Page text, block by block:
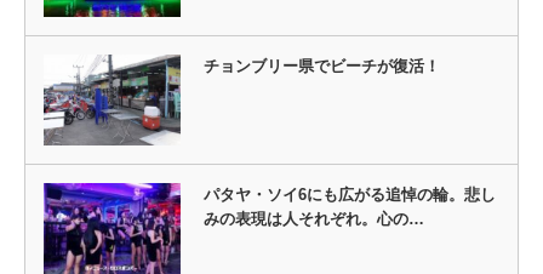
チョンブリー県でビーチが復活！
パタヤ・ソイ6にも広がる追悼の輪。悲し
みの表現は人それぞれ。心の…